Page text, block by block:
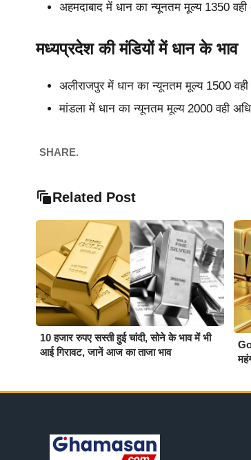
अहमदाबाद में धान का न्यूनतम मूल्य 1350
मध्यप्रदेश की मंडियों में धान के भाव
अलीराजपुर में धान का न्यूनतम मूल्य 1500
मांडला में धान का न्यूनतम मूल्य 2000 वही
SHARE.
Related Post
10 हजार रुपए सस्ती हुई चांदी, सोने के भाव में भी
आई गिरावट, जानें आज का ताजा भाव